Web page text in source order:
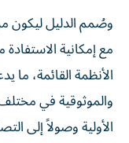
وصُمم الدليل ليكون
مع إمكانية
الأنظمة القائمة،
والموثوقية في
الأولية وصولاً إلى